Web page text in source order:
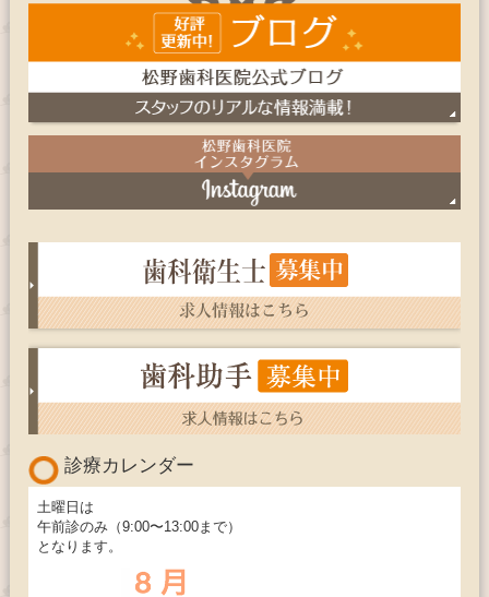
診療カレンダー
土曜日は
午前診のみ（9:00〜13:00まで）
となります。